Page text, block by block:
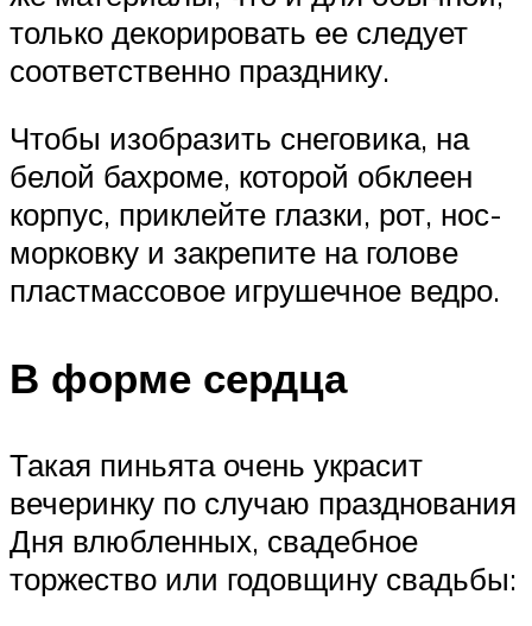
только декорировать ее следует
соответственно празднику.
Чтобы изобразить снеговика, на
белой бахроме, которой обклеен
корпус, приклейте глазки, рот, нос-
морковку и закрепите на голове
пластмассовое игрушечное ведро.
В форме сердца
Такая пиньята очень украсит
вечеринку по случаю празднования
Дня влюбленных, свадебное
торжество или годовщину свадьбы: